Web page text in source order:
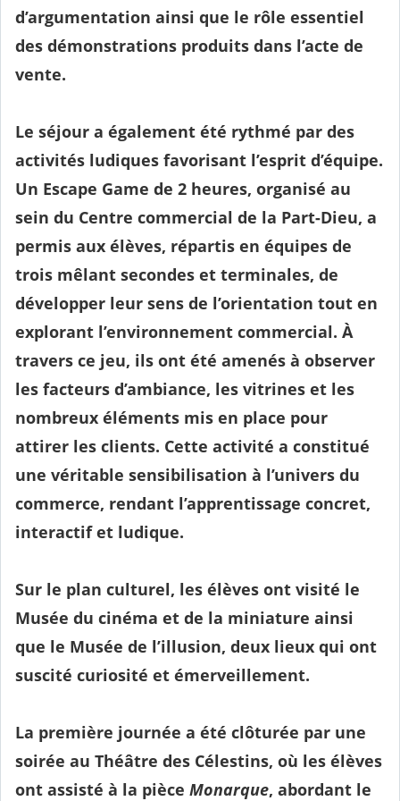
d’argumentation ainsi que le rôle essentiel
des démonstrations produits dans l’acte de
vente.
Le séjour a également été rythmé par des
activités ludiques favorisant l’esprit d’équipe.
Un Escape Game de 2 heures, organisé au
sein du Centre commercial de la Part-Dieu, a
permis aux élèves, répartis en équipes de
trois mêlant secondes et terminales, de
développer leur sens de l’orientation tout en
explorant l’environnement commercial. À
travers ce jeu, ils ont été amenés à observer
les facteurs d’ambiance, les vitrines et les
nombreux éléments mis en place pour
attirer les clients. Cette activité a constitué
une véritable sensibilisation à l’univers du
commerce, rendant l’apprentissage concret,
interactif et ludique.
Sur le plan culturel, les élèves ont visité le
Musée du cinéma et de la miniature ainsi
que le Musée de l’illusion, deux lieux qui ont
suscité curiosité et émerveillement.
La première journée a été clôturée par une
soirée au Théâtre des Célestins, où les élèves
ont assisté à la pièce Monarque, abordant le